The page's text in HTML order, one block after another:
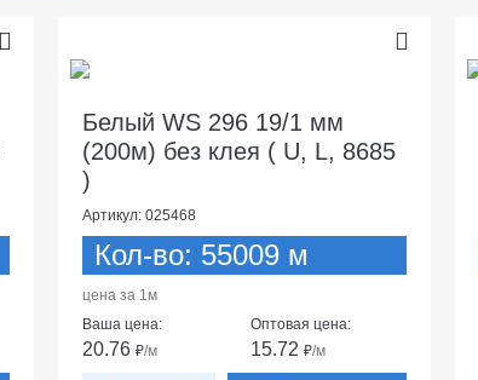
Белый WS 296 19/1 мм
(200м) без клея ( U, L, 8685
)
Артикул: 025468
Кол-во: 55009 м
цена за 1м
Ваша цена:
20.76 ₽/м
Оптовая цена:
15.72 ₽/м